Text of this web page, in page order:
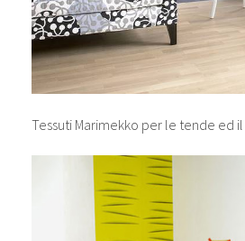
Tessuti Marimekko per le tende ed